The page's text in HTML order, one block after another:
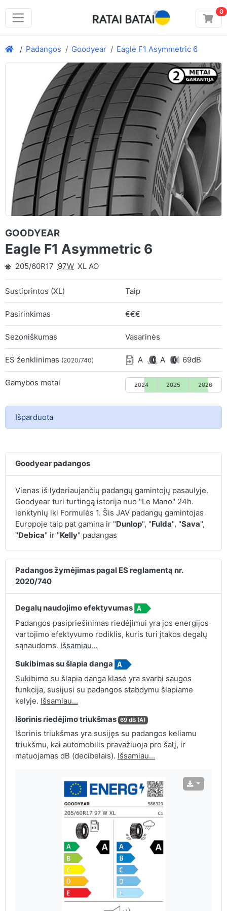
0
Padangos Goodyear Eagle F1 Asymmetric 6
GOODYEAR
Eagle F1 Asymmetric 6
205/60R17 97W XL AO
Sustiprintos (XL) Taip
Pasirinkimas €€€
Sezoniškumas Vasarinės
ES ženklinimas (2020/740) A A 69dB
Gamybos metai 2024 2025 2026
Išparduota
Goodyear padangos
Vienas iš lyderiaujančių padangų gamintojų pasaulyje.
Goodyear turi turtingą istorija nuo "Le Mano" 24h.
lenktynių iki Formulės 1. Šis JAV padangų gamintojas
Europoje taip pat gamina ir "Dunlop", "Fulda", "Sava",
"Debica" ir "Kelly" padangas
Padangos žymėjimas pagal ES reglamentą nr.
2020/740
Degalų naudojimo efektyvumas
Padangos pasipriešinimas riedėjimui yra jos energijos
vartojimo efektyvumo rodiklis, kuris turi įtakos degalų
sąnaudoms. Išsamiau...
Sukibimas su šlapia danga
Sukibimo su šlapia danga klasė yra svarbi saugos
funkcija, susijusi su padangos stabdymu šlapiame
kelyje. Išsamiau...
Išorinis riedėjimo triukšmas 69 dB (A)
Išorinis triukšmas yra susijęs su padangos keliamu
triukšmu, kai automobilis pravažiuoja pro šalį, ir
matuojamas dB (decibelais). Išsamiau...